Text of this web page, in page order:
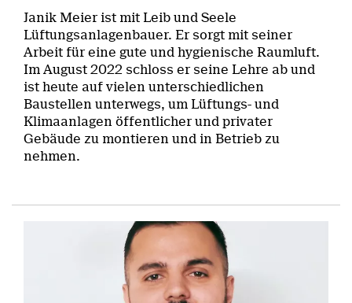
Janik Meier ist mit Leib und Seele
Lüftungsanlagenbauer. Er sorgt mit seiner
Arbeit für eine gute und hygienische Raumluft.
Im August 2022 schloss er seine Lehre ab und
ist heute auf vielen unterschiedlichen
Baustellen unterwegs, um Lüftungs- und
Klimaanlagen öffentlicher und privater
Gebäude zu montieren und in Betrieb zu
nehmen.